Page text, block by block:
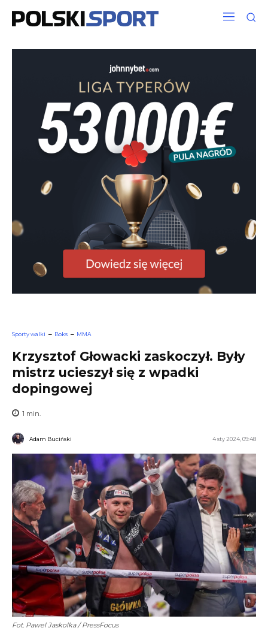
Sporty walki Boks MMA
Krzysztof Głowacki zaskoczył. Były
mistrz ucieszył się z wpadki
dopingowej
1 min.
Adam Buciński 4 sty 2024, 09:48
Fot. Pawel Jaskolka / PressFocus